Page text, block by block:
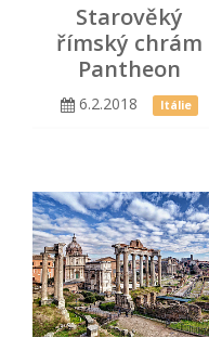
Starověký
římský chrám
Pantheon
6.2.2018 Itálie